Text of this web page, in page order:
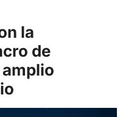
la
de